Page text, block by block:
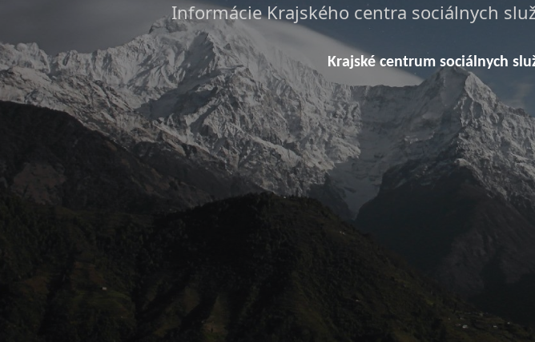
Informácie Krajského centra sociálnych
Krajské centrum sociálnych